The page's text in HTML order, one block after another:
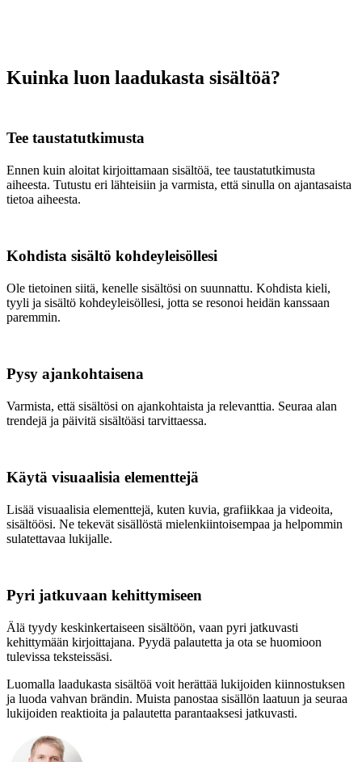
Kuinka luon laadukasta sisältöä?
Tee taustatutkimusta
Ennen kuin aloitat kirjoittamaan sisältöä, tee taustatutkimusta
aiheesta. Tutustu eri lähteisiin ja varmista, että sinulla on ajantasaista
tietoa aiheesta.
Kohdista sisältö kohdeyleisöllesi
Ole tietoinen siitä, kenelle sisältösi on suunnattu. Kohdista kieli,
tyyli ja sisältö kohdeyleisöllesi, jotta se resonoi heidän kanssaan
paremmin.
Pysy ajankohtaisena
Varmista, että sisältösi on ajankohtaista ja relevanttia. Seuraa alan
trendejä ja päivitä sisältöäsi tarvittaessa.
Käytä visuaalisia elementtejä
Lisää visuaalisia elementtejä, kuten kuvia, grafiikkaa ja videoita,
sisältöösi. Ne tekevät sisällöstä mielenkiintoisempaa ja helpommin
sulatettavaa lukijalle.
Pyri jatkuvaan kehittymiseen
Älä tyydy keskinkertaiseen sisältöön, vaan pyri jatkuvasti
kehittymään kirjoittajana. Pyydä palautetta ja ota se huomioon
tulevissa teksteissäsi.
Luomalla laadukasta sisältöä voit herättää lukijoiden kiinnostuksen
ja luoda vahvan brändin. Muista panostaa sisällön laatuun ja seuraa
lukijoiden reaktioita ja palautetta parantaaksesi jatkuvasti.